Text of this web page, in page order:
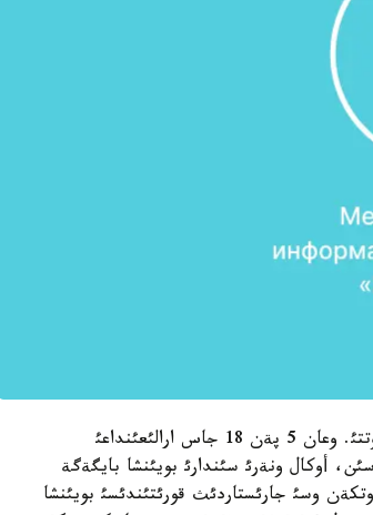
حالئقارالئق بايقاؤ مامئردئث 28 ئ مةن ماؤسئمنئث 1 ئ ارالئعئندا ءوتتئ. وعان 5 پةن 18 جاس ارالئعئنداعئ
أوكال ونةرئ سئندارئ بويئنشا بايگةگة
وسئ جارئستاردئث قورئتئندئسئ بويئنشا